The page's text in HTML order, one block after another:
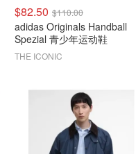
$82.50 $110.00
adidas Originals Handball
Spezial 青少年运动鞋
THE ICONIC